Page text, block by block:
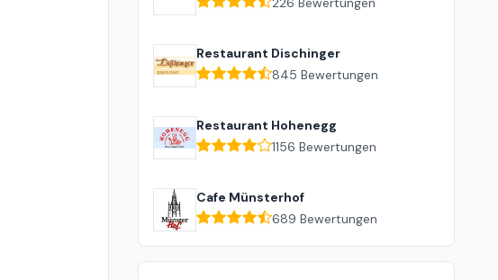
Restaurant Dischinger
845 Bewertungen
Restaurant Hohenegg
1156 Bewertungen
Cafe Münsterhof
689 Bewertungen